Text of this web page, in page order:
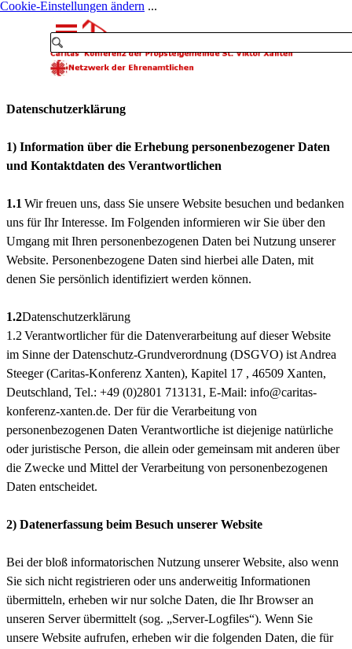
Cookie-Einstellungen ändern ...
Direkt zum SeiteninhaltMenü überspringen
Datenschutzerklärung
1) Information über die Erhebung personenbezogener Daten
und Kontaktdaten des Verantwortlichen
1.1 Wir freuen uns, dass Sie unsere Website besuchen und bedanken
uns für Ihr Interesse. Im Folgenden informieren wir Sie über den
Umgang mit Ihren personenbezogenen Daten bei Nutzung unserer
Website. Personenbezogene Daten sind hierbei alle Daten, mit
denen Sie persönlich identifiziert werden können.
1.2Datenschutzerklärung
1.2 Verantwortlicher für die Datenverarbeitung auf dieser Website
im Sinne der Datenschutz-Grundverordnung (DSGVO) ist Andrea
Steeger (Caritas-Konferenz Xanten), Kapitel 17 , 46509 Xanten,
Deutschland, Tel.: +49 (0)2801 713131, E-Mail: info@caritas-
konferenz-xanten.de. Der für die Verarbeitung von
personenbezogenen Daten Verantwortliche ist diejenige natürliche
oder juristische Person, die allein oder gemeinsam mit anderen über
die Zwecke und Mittel der Verarbeitung von personenbezogenen
Daten entscheidet.
2) Datenerfassung beim Besuch unserer Website
Bei der bloß informatorischen Nutzung unserer Website, also wenn
Sie sich nicht registrieren oder uns anderweitig Informationen
übermitteln, erheben wir nur solche Daten, die Ihr Browser an
unseren Server übermittelt (sog. „Server-Logfiles“). Wenn Sie
unsere Website aufrufen, erheben wir die folgenden Daten, die für